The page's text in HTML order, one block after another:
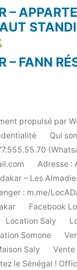
–
– FANN
propulsé par
Qui
Adresse :
– Les
: m.me/
Facebook
Location Saly
Somone
Saly
Vente
le Sénégal !